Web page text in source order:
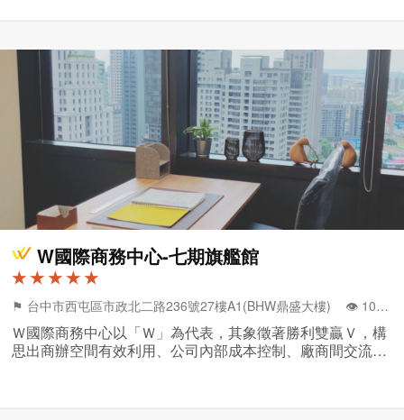
W國際商務中心-七期旗艦館
★ ★ ★ ★ ★
⚑ 台中市西屯區市政北二路236號27樓A1(BHW鼎盛大樓) 👁️‍ 10310
Ｗ國際商務中心以「Ｗ」為代表，其象徵著勝利雙贏Ｖ，構
思出商辦空間有效利用、公司內部成本控制、廠商間交流互